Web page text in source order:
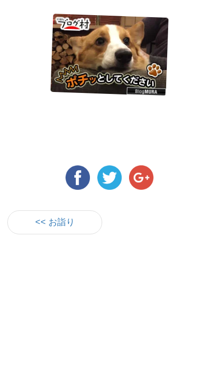
<< お詣り